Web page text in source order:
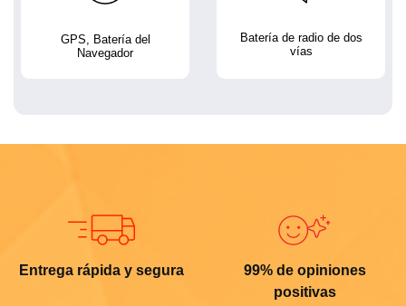
GPS, Batería del
Navegador
Batería de radio de dos
vías
Entrega rápida y segura
99% de opiniones
positivas